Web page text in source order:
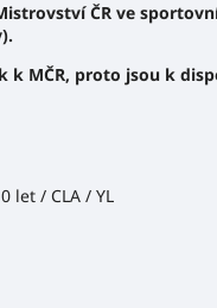
ČR ve
k MČR, proto jsou k
let / CLA / YL